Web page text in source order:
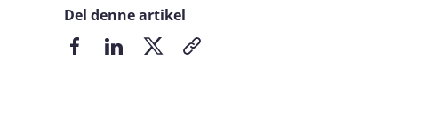
Del denne artikel
Del på Facebook
Del på LinkedIn
Del på X